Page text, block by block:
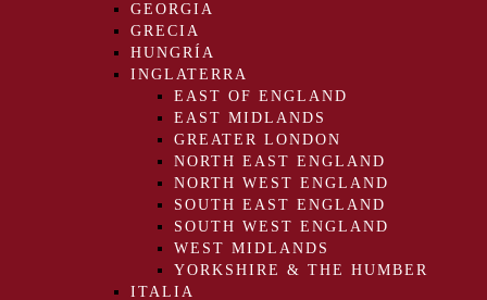
GEORGIA
GRECIA
HUNGRÍA
INGLATERRA
EAST OF ENGLAND
EAST MIDLANDS
GREATER LONDON
NORTH EAST ENGLAND
NORTH WEST ENGLAND
SOUTH EAST ENGLAND
SOUTH WEST ENGLAND
WEST MIDLANDS
YORKSHIRE & THE HUMBER
ITALIA